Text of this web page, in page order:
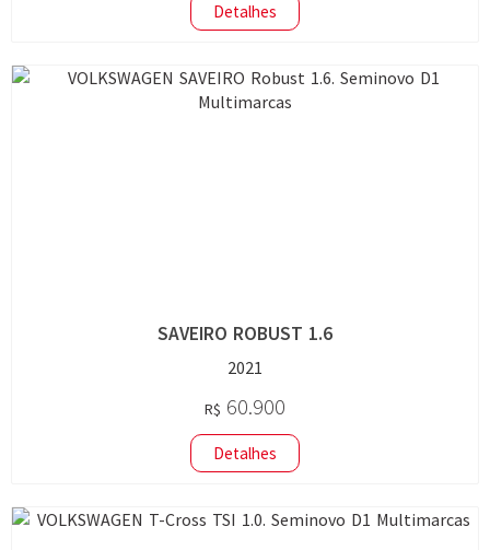
Detalhes
SAVEIRO ROBUST 1.6
2021
R$ 60.900
Detalhes